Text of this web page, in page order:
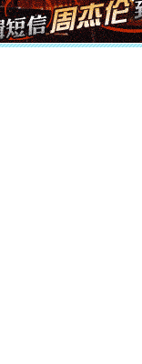
起；二是
离。水晶
[元旦]当